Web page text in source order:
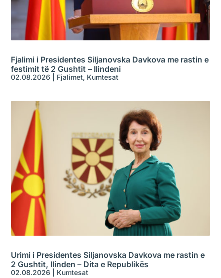
Fjalimi i Presidentes Siljanovska Davkova me rastin e
festimit të 2 Gushtit – Ilindeni
02.08.2026 Fjalimet, Kumtesat
Urimi i Presidentes Siljanovska Davkova me rastin e
2 Gushtit, Ilinden – Dita e Republikës
02.08.2026 Kumtesat